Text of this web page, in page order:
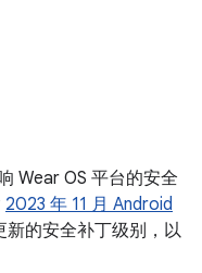
Wear OS 平台的安全
2023 年 11 月 Android
的安全补丁级别，以